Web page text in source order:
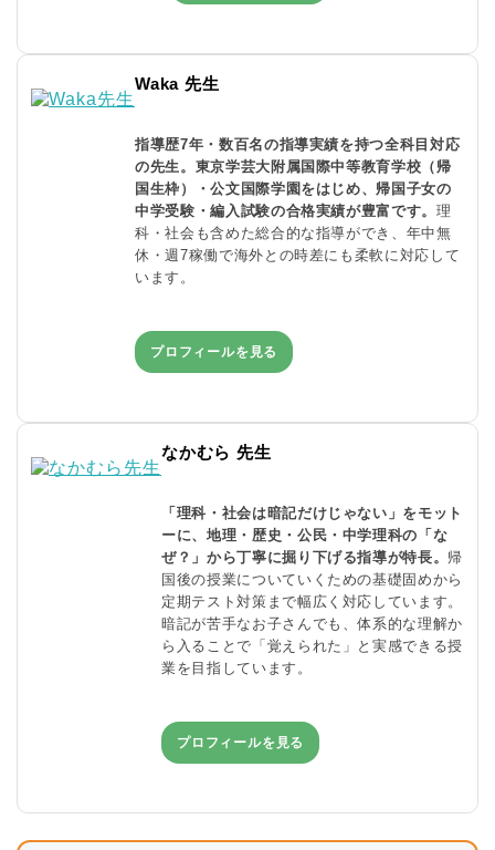
Waka 先生
指導歴7年・数百名の指導実績を持つ全科目対応
の先生。東京学芸大附属国際中等教育学校（帰
国生枠）・公文国際学園をはじめ、帰国子女の
中学受験・編入試験の合格実績が豊富です。 理
科・社会も含めた総合的な指導ができ、年中無
休・週7稼働で海外との時差にも柔軟に対応して
います。
プロフィールを見る
なかむら 先生
「理科・社会は暗記だけじゃない」をモット
ーに、地理・歴史・公民・中学理科の「な
ぜ？」から丁寧に掘り下げる指導が特長。 帰
国後の授業についていくための基礎固めから
定期テスト対策まで幅広く対応しています。
暗記が苦手なお子さんでも、体系的な理解か
ら入ることで「覚えられた」と実感できる授
業を目指しています。
プロフィールを見る